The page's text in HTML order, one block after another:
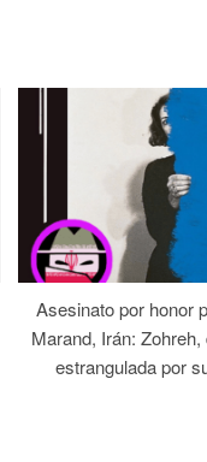
Asesinato por honor
Marand, Irán: Zohreh,
estrangulada por